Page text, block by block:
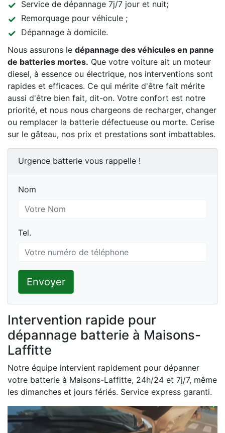
Service de dépannage 7j/7 jour et nuit;
Remorquage pour véhicule ;
Dépannage à domicile.
Nous assurons le dépannage des véhicules en panne
de batteries mortes. Que votre voiture ait un moteur
diesel, à essence ou électrique, nos interventions sont
rapides et efficaces. Ce qui mérite d'être fait mérite
aussi d'être bien fait, dit-on. Votre confort est notre
priorité, et nous nous chargeons de recharger, changer
ou remplacer la batterie défectueuse ou morte. Cerise
sur le gâteau, nos prix et prestations sont imbattables.
Urgence batterie vous rappelle !
Nom
Nom
Tel.
Tel.
Envoyer
Intervention rapide pour
dépannage batterie à Maisons-
Laffitte
Notre équipe intervient rapidement pour dépanner
votre batterie à Maisons-Laffitte, 24h/24 et 7j/7, même
les dimanches et jours fériés. Service express garanti.